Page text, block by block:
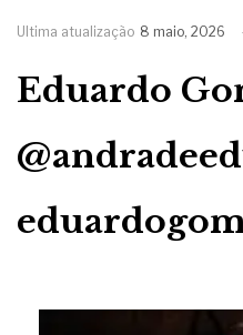
Ultima atualização 8 maio, 2026
Eduardo